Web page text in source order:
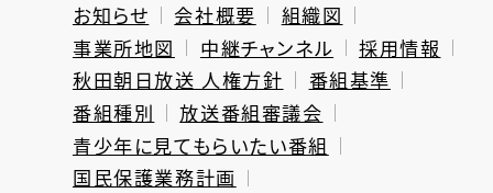
お知らせ 会社概要
組織図
事業所地図
中継チャンネル
採用情報
秋田朝日放送 人権方針
番組基準
番組種別
放送番組審議会
青少年に見てもらいたい番組
国民保護業務計画